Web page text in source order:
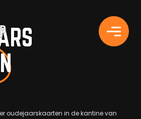
oudejaarskaarten in de kantine van